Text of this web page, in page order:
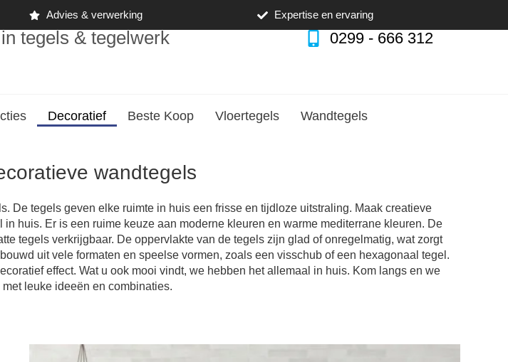
Advies & verwerking Expertise en ervaring
tegels & tegelwerk 0299 - 666 312
Decoratief Beste Koop Vloertegels Wandtegels
wandtegels
De tegels geven elke ruimte in huis een frisse en tijdloze uitstraling. Maak creatieve
huis. Er is een ruime keuze aan moderne kleuren en warme mediterrane kleuren. De
tegels verkrijgbaar. De oppervlakte van de tegels zijn glad of onregelmatig, wat zorgt
uit vele formaten en speelse vormen, zoals een visschub of een hexagonaal tegel.
effect. Wat u ook mooi vindt, we hebben het allemaal in huis. Kom langs en we
leuke ideeën en combinaties.